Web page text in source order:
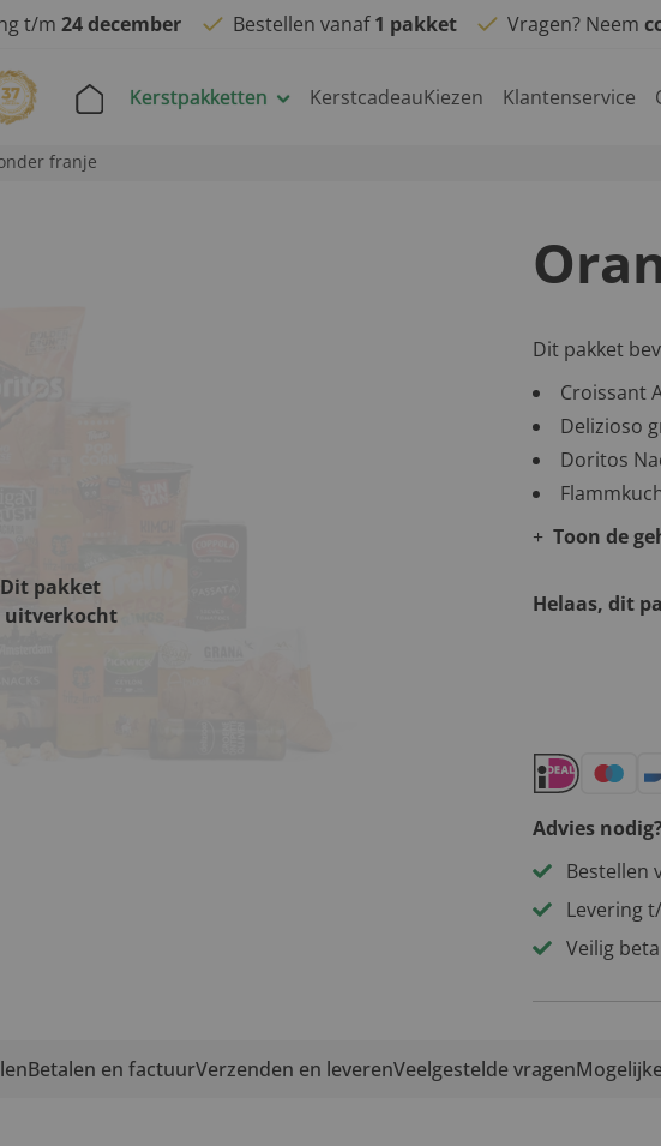
t/m24 december Bestellen vanaf1 pakket Vragen? Neem
Kerstpakketten KerstcadeauKiezen Klantenservice
franje
Dit pakket
uitverkocht
Dit pakket
Croissant
Delizioso
Doritos
Toon de
Helaas, dit
Advies nodig?
Bestellen
Levering
Veilig
Betalen en factuurVerzenden en leverenVeelgestelde vragen